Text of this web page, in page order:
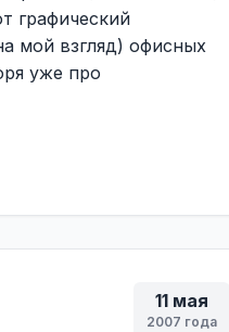
графический
мой взгляд) офисных
уже про
11 мая
2007 года